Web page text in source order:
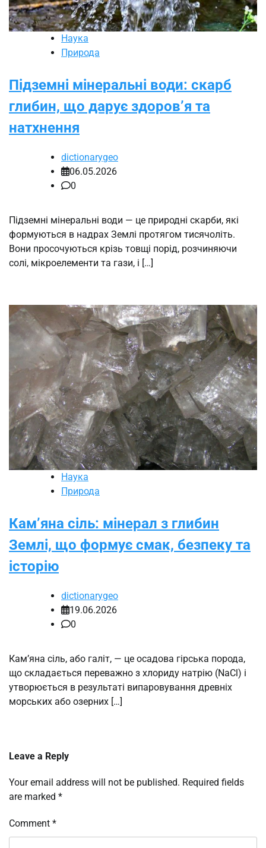
Наука
Природа
Підземні мінеральні води: скарб
глибин, що дарує здоров’я та
натхнення
dictionarygeo
06.05.2026
0
Підземні мінеральні води — це природні скарби, які
формуються в надрах Землі протягом тисячоліть.
Вони просочуються крізь товщі порід, розчиняючи
солі, мікроелементи та гази, і […]
Наука
Природа
Кам’яна сіль: мінерал з глибин
Землі, що формує смак, безпеку та
історію
dictionarygeo
19.06.2026
0
Кам’яна сіль, або галіт, — це осадова гірська порода,
що складається переважно з хлориду натрію (NaCl) і
утворюється в результаті випаровування древніх
морських або озерних […]
Leave a Reply
Your email address will not be published. Required fields
are marked *
Comment *